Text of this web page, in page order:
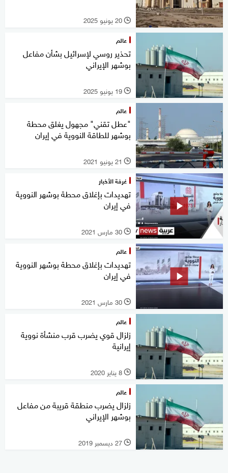
l 20 يونيو 2025
عالم
تحذير روسي لإسرائيل بشأن مفاعل
بوشهر الإيراني
l 19 يونيو 2025
عالم
"عطل تقني" مجهول يغلق محطة
بوشهر للطاقة النووية في إيران
l 21 يونيو 2021
غرفة الأخبار
تهديدات بإغلاق محطة بوشهر النووية
في إيران
l 30 مارس 2021
عالم
تهديدات بإغلاق محطة بوشهر النووية
في إيران
l 30 مارس 2021
عالم
زلزال قوي يضرب قرب منشأة نووية
إيرانية
l 8 يناير 2020
عالم
زلزال يضرب منطقة قريبة من مفاعل
بوشهر الإيراني
l 27 ديسمبر 2019